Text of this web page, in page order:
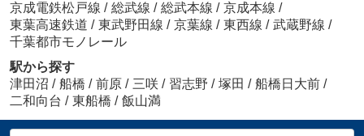
京成電鉄松戸線 / 総武線 / 総武本線 / 京成本線 /
東葉高速鉄道 / 東武野田線 / 京葉線 / 東西線 / 武蔵野線 /
千葉都市モノレール
駅から探す
津田沼 / 船橋 / 前原 / 三咲 / 習志野 / 塚田 / 船橋日大前 /
二和向台 / 東船橋 / 飯山満